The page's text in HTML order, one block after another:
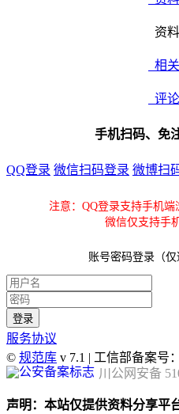
资
相
评
手机扫码、免
QQ登录 微信扫码登录 微博扫
注意：QQ登录支持手机
微信仅支持手
账号密码登录（仅
服务协议
© 规范库 v 7.1 | 工信部备案号：
川公网安备
声明：本站仅提供资料分享平